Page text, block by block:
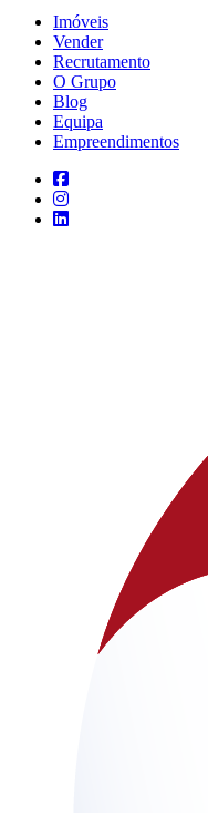
Imóveis
Vender
Recrutamento
O Grupo
Blog
Equipa
Empreendimentos